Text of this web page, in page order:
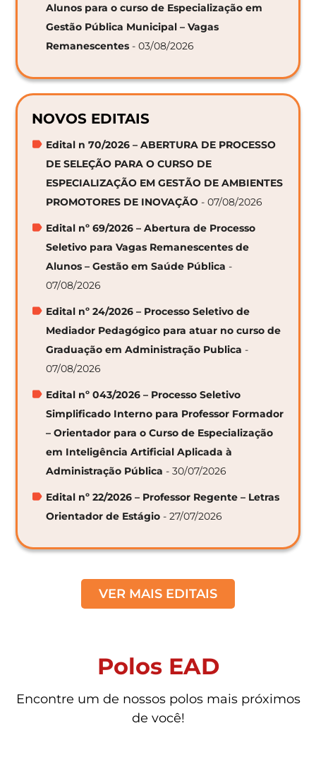
Alunos para o curso de Especialização em
Gestão Pública Municipal – Vagas
Remanescentes - 03/08/2026
NOVOS EDITAIS
Edital n 70/2026 – ABERTURA DE PROCESSO
DE SELEÇÃO PARA O CURSO DE
ESPECIALIZAÇÃO EM GESTÃO DE AMBIENTES
PROMOTORES DE INOVAÇÃO - 07/08/2026
Edital nº 69/2026 – Abertura de Processo
Seletivo para Vagas Remanescentes de
Alunos – Gestão em Saúde Pública -
07/08/2026
Edital nº 24/2026 – Processo Seletivo de
Mediador Pedagógico para atuar no curso de
Graduação em Administração Publica -
07/08/2026
Edital nº 043/2026 – Processo Seletivo
Simplificado Interno para Professor Formador
– Orientador para o Curso de Especialização
em Inteligência Artificial Aplicada à
Administração Pública - 30/07/2026
Edital nº 22/2026 – Professor Regente – Letras
Orientador de Estágio - 27/07/2026
VER MAIS EDITAIS
Polos EAD
Encontre um de nossos polos mais próximos
de você!